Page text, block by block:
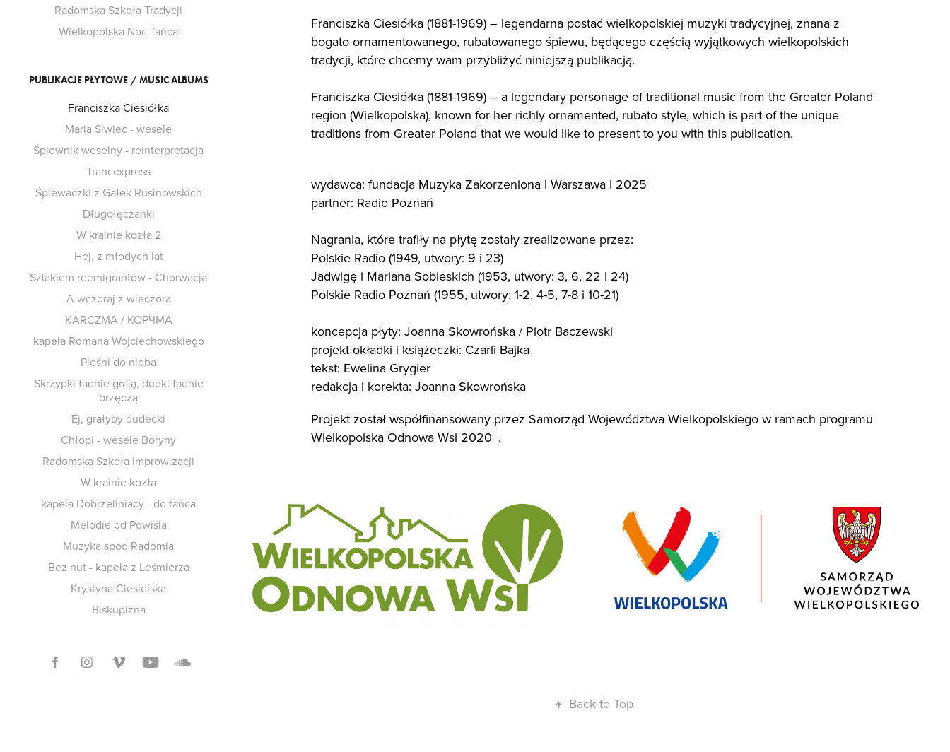
Radomska Szkoła Tradycji
Wielkopolska Noc Tańca
PUBLIKACJE PŁYTOWE / MUSIC ALBUMS
Franciszka Ciesiółka
Maria Siwiec - wesele
Śpiewnik weselny - reinterpretacja
Trancexpress
Śpiewaczki z Gałek Rusinowskich
Długołęczanki
W krainie kozła 2
Hej, z młodych lat
Szlakiem reemigrant​ó​w - Chorwacja
A wczoraj z wieczora
KARCZMA / К​О​Р​Ч​М​А
kapela Romana Wojciechowskiego
Pieśni do nieba
Skrzypki ładnie grają, dudki ładnie
brzęczą
Ej, gra​ł​yby dudecki
Ch​ł​opi - wesele Boryny
Radomska Szkoła Improwizacji
W krainie kozła
kapela Dobrzeliniacy - do tańca
Melodie od Powiśla
Muzyka spod Radomia
Bez nut - kapela z Leśmierza
Krystyna Ciesielska
Biskupizna
Franciszka Ciesiółka (1881-1969) – legendarna postać wielkopolskiej muzyki tradycyjnej, znana z
bogato ornamentowanego, rubatowanego śpiewu, będącego częścią wyjątkowych wielkopolskich
tradycji, które chcemy wam przybliżyć niniejszą publikacją.
Franciszka Ciesiółka (1881-1969) – a legendary personage of traditional music from the Greater Poland
region (Wielkopolska), known for her richly ornamented, rubato style, which is part of the unique
traditions from Greater Poland that we would like to present to you with this publication.
wydawca: fundacja Muzyka Zakorzeniona | Warszawa | 2025
partner: Radio Poznań
Nagrania, które trafiły na płytę zostały zrealizowane przez:
Polskie Radio (1949, utwory: 9 i 23)
Jadwigę i Mariana Sobieskich (1953, utwory: 3, 6, 22 i 24)
Polskie Radio Poznań (1955, utwory: 1-2, 4-5, 7-8 i 10-21)
koncepcja płyty: Joanna Skowrońska / Piotr Baczewski
projekt okładki i książeczki: Czarli Bajka
tekst: Ewelina Grygier
redakcja i korekta: Joanna Skowrońska
Projekt został współfinansowany przez Samorząd Województwa Wielkopolskiego w ramach programu
Wielkopolska Odnowa Wsi 2020+.
↑ Back to Top